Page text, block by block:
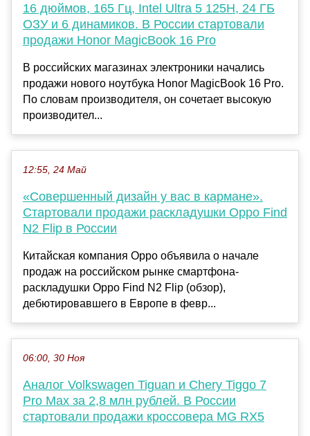
16 дюймов, 165 Гц, Intel Ultra 5 125H, 24 ГБ
ОЗУ и 6 динамиков. В России стартовали
продажи Honor MagicBook 16 Pro
В российских магазинах электроники начались
продажи нового ноутбука Honor MagicBook 16 Pro.
По словам производителя, он сочетает высокую
производител...
12:55, 24 Май
«Совершенный дизайн у вас в кармане».
Стартовали продажи раскладушки Oppo Find
N2 Flip в России
Китайская компания Oppo объявила о начале
продаж на российском рынке смартфона-
раскладушки Oppo Find N2 Flip (обзор),
дебютировавшего в Европе в февр...
06:00, 30 Ноя
Аналог Volkswagen Tiguan и Chery Tiggo 7
Pro Max за 2,8 млн рублей. В России
стартовали продажи кроссовера MG RX5